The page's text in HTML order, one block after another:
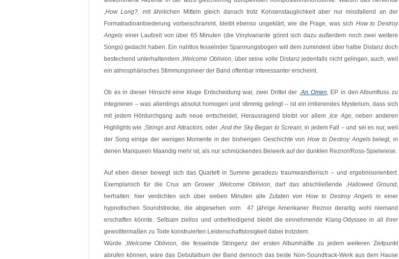
‚How Long?‚ mit ähnlichen Mitteln gleich danach trotz Konsenstauglichkeit aber nur missfallend an der
Formatradioanbiederung vorbeischrammt, bleibt ebenso ungeklärt, wie die Frage, was sich How to Destroy
Angels einer Laufzeit von über 65 Minuten (die Vinylvariante gönnt sich dazu außerdem noch zwei weitere
Songs) gedacht haben. Ein nahtlos fesselnder Spannungsbogen will dem zumindest über halbe Distanz doch
bestechend unterhaltendem ‚Welcome Oblivion‚ über seine volle Distanz jedenfalls nicht gelingen, auch, weil
ein atmosphärisches Stimmungsmeer der Band offenbar interessanter erscheint.
Ob es in dieser Hinsicht eine kluge Entscheidung war, zwei Drittel der ‚An Omen‚ EP in den Albumfluss zu
integrieren – was allerdings absolut homogen und stimmig gelingt – ist ein irritierendes Mysterium, dass sich
mit jedem Hördurchgang aufs neue entscheidet. Herausragend bleibt vor allem ‚Ice Age‚ neben anderen
Highlights wie ‚Strings and Attractors‚ oder ‚And the Sky Began to Scream‚ in jedem Fall – und sei es nur, weil
der Song einige der wenigen Momente in der bisherigen Geschichte von How to Destroy Angelsbelegt, in
denen Mariqueen Maandig mehr ist, als nur schmückendes Beiwerk auf der dunklen Reznor/Ross-Spielwiese.
Auf eben dieser bewegt sich das Quartett in Summe geradezu traumwandlerisch – und ergebnisorientiert.
Exemplarisch für die Crux am Grower ‚Welcome Oblivion‚ darf das abschließende ‚Hallowed Ground‚
herhalten: hier verdichten sich über sieben Minuten alle Zutaten von How to Destroy Angels in einer
hypnotischen Soundstrecke, die abgesehen vom 47 jährige Amerikaner Reznor derartig wohl niemand
erschaffen könnte. Seltsam ziellos und unbefriedigend bleibt die einnehmende Klang-Odyssee in all ihrer
gewolltermaßen zu Tode konstruierten Leidenschaftslosigkeit dabei trotzdem.
Würde ‚Welcome Oblivion‚ die fesselnde Stringenz der ersten Albumhälfte zu jedem weiteren Zeitpunkt
abrufen können, wäre das Debütalbum der Band dennoch das beste Non-Soundtrack-Werk aus dem Hause